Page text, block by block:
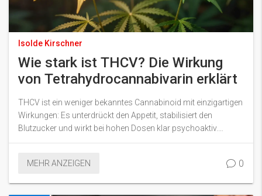
Isolde Kirschner
Wie stark ist THCV? Die Wirkung
von Tetrahydrocannabivarin erklärt
THCV ist ein weniger bekanntes Cannabinoid mit einzigartigen
Wirkungen: Es unterdrückt den Appetit, stabilisiert den
Blutzucker und wirkt bei hohen Dosen klar psychoaktiv.
Erfahre, wie stark es wirklich ist und wo es sich von CBD und
MEHR ANZEIGEN
0